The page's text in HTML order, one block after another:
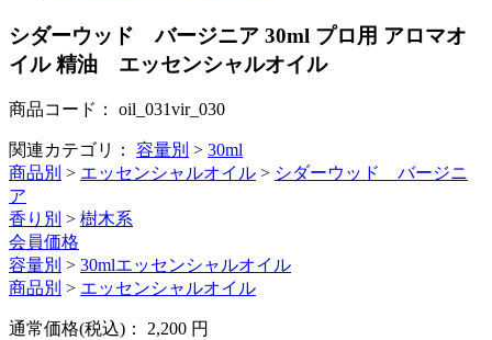
シダーウッド バージニア 30ml プロ用 アロマオ
イル 精油 エッセンシャルオイル
商品コード： oil_031vir_030
関連カテゴリ： 容量別 > 30ml
商品別 > エッセンシャルオイル > シダーウッド バージニ
ア
香り別 > 樹木系
会員価格
容量別 > 30mlエッセンシャルオイル
商品別 > エッセンシャルオイル
通常価格(税込)： 2,200 円